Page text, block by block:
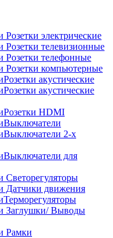
Розетки электрические
Розетки телевизионные
Розетки телефонные
Розетки компьютерные
Розетки акустические
Розетки акустические
Розетки HDMI
Выключатели
Выключатели 2-х
Выключатели для
Светорегуляторы
Датчики движения
Терморегуляторы
Заглушки/ Выводы
Рамки